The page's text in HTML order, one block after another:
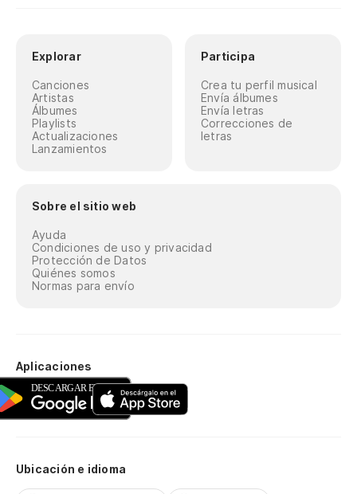
Explorar
Canciones
Artistas
Álbumes
Playlists
Actualizaciones
Lanzamientos
Participa
Crea tu perfil musical
Envía álbumes
Envía letras
Correcciones de
letras
Sobre el sitio web
Ayuda
Condiciones de uso y privacidad
Protección de Datos
Quiénes somos
Normas para envío
Aplicaciones
Ubicación e idioma